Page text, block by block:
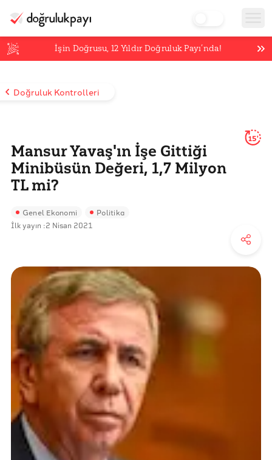
İşin Doğrusu,12 Yıldır Doğruluk Payı’nda!
Doğruluk Kontrolleri
Mansur Yavaş'ın İşe Gittiği
Minibüsün Değeri, 1,7 Milyon
TL mi?
15'
Genel Ekonomi Politika
İlk yayın :2 Nisan 2021